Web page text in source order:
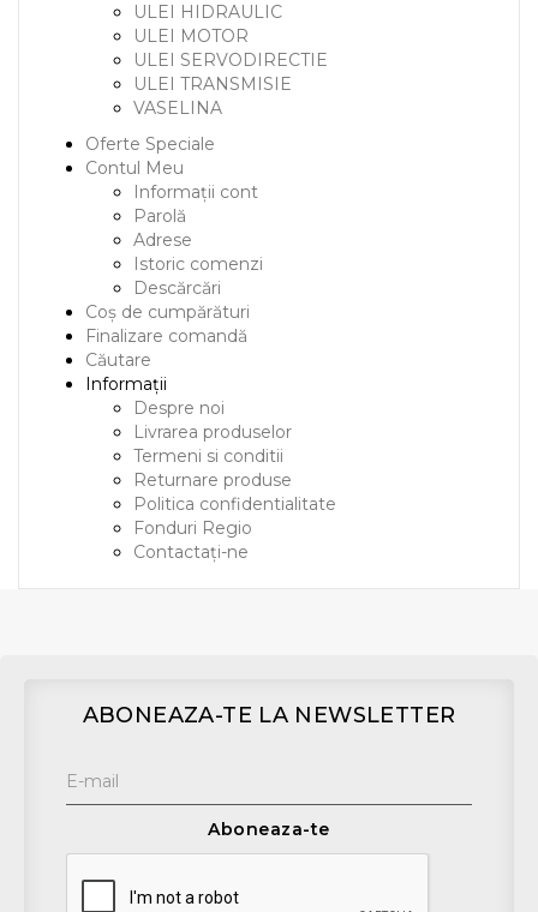
ULEI HIDRAULIC
ULEI MOTOR
ULEI SERVODIRECTIE
ULEI TRANSMISIE
VASELINA
Oferte Speciale
Contul Meu
Informații cont
Parolă
Adrese
Istoric comenzi
Descărcări
Coș de cumpărături
Finalizare comandă
Căutare
Informații
Despre noi
Livrarea produselor
Termeni si conditii
Returnare produse
Politica confidentialitate
Fonduri Regio
Contactați-ne
ABONEAZA-TE LA NEWSLETTER
Aboneaza-te